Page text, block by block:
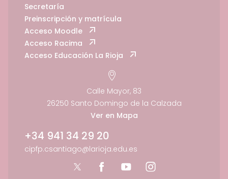
Secretaría
Preinscripción y matrícula
Acceso Moodle
Acceso Racima
Acceso Educación La Rioja
Calle Mayor, 83
26250 Santo Domingo de la Calzada
Ver en Mapa
+34 941 34 29 20
cipfp.csantiago@larioja.edu.es